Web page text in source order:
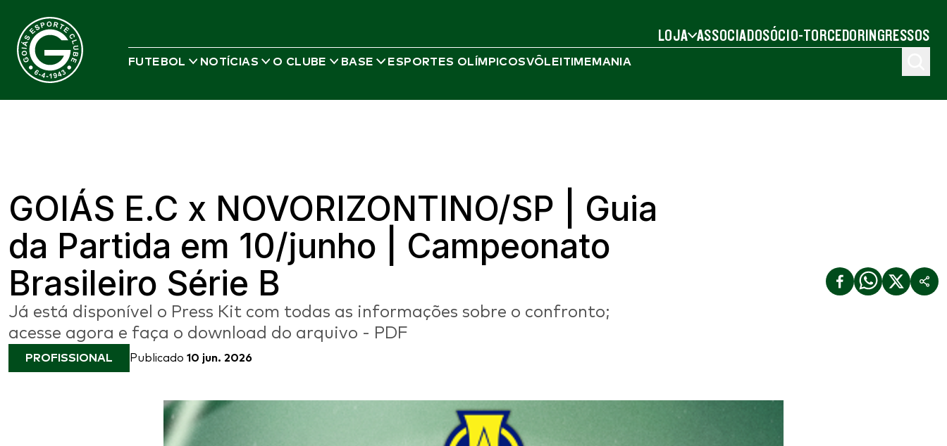
LOJA ASSOCIADOSÓCIO-TORCEDORINGRESSOS
FUTEBOL NOTÍCIAS O CLUBE BASE
Sub 20
ESPORTES OLÍMPICOSVÔLEITIMEMANIA
GOIÁS E.C x NOVORIZONTINO/SP | Guia
da Partida em 10/junho | Campeonato
Brasileiro Série B
Já está disponível o Press Kit com todas as informações sobre o confronto;
acesse agora e faça o download do arquivo - PDF
PROFISSIONAL Publicado 10 jun. 2026